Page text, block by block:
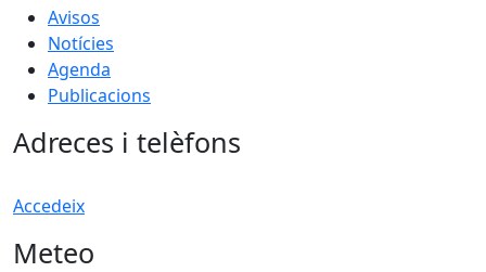
Avisos
Notícies
Agenda
Publicacions
Adreces i telèfons
Accedeix
Meteo